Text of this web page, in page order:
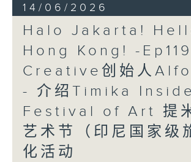
14/06/2026
Halo Jakarta!
Hong Kong! -
Creative创始人
- 介绍Timika Inside
Festival of Art 提
艺术节（印尼国家级
化活动